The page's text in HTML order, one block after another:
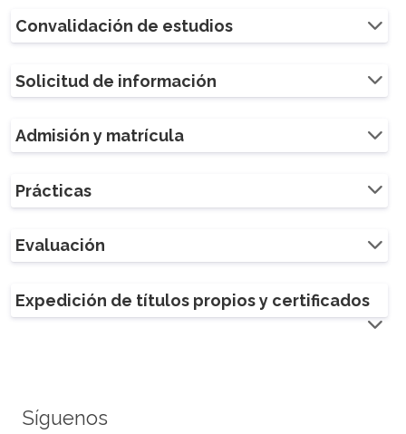
Convalidación de estudios
Solicitud de información
Admisión y matrícula
Prácticas
Evaluación
Expedición de títulos propios y certificados
Síguenos